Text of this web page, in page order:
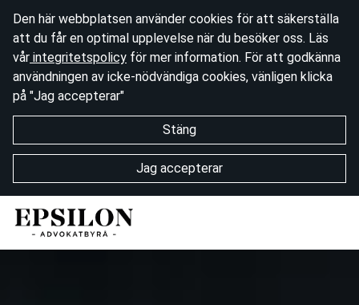
Den här webbplatsen använder cookies för att säkerställa
att du får en optimal upplevelse när du besöker oss. Läs
vår integritetspolicy för mer information. För att godkänna
användningen av icke-nödvändiga cookies, vänligen klicka
på "Jag accepterar"
Stäng
Jag accepterar